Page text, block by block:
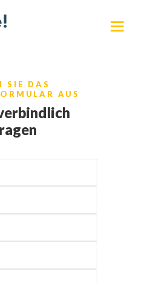
SIE DAS
AUS